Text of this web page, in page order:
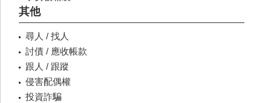
其他
尋人 / 找人
討債 / 應收帳款
跟人 / 跟蹤
侵害配偶權
投資詐騙